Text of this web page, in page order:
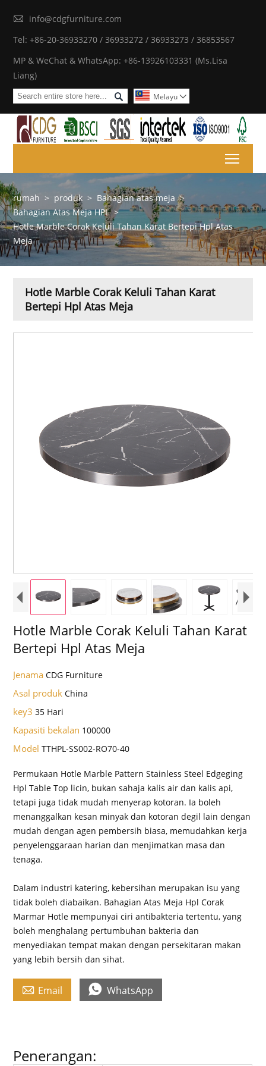

info@cdgfurniture.com
Tel: +86-20-36933270 / 36933272 / 36933273 / 36853567
MP & WeChat & WhatsApp: +86-13926103331 (Ms.Lisa
Liang)
 Melayu 
rumah > produk > Bahagian atas meja >
Bahagian Atas Meja HPL >
Hotle Marble Corak Keluli Tahan Karat Bertepi Hpl Atas
Meja
Hotle Marble Corak Keluli Tahan Karat
Bertepi Hpl Atas Meja
Hotle Marble Corak Keluli Tahan Karat
Bertepi Hpl Atas Meja
JenamaCDG Furniture
Asal produkChina
key335 Hari
Kapasiti bekalan 100000
ModelTTHPL-SS002-RO70-40
Permukaan Hotle Marble Pattern Stainless Steel Edgeging
Hpl Table Top licin, bukan sahaja kalis air dan kalis api,
tetapi juga tidak mudah menyerap kotoran. Ia boleh
menanggalkan kesan minyak dan kotoran degil lain dengan
mudah dengan agen pembersih biasa, memudahkan kerja
penyelenggaraan harian dan menjimatkan masa dan
tenaga.
Dalam industri katering, kebersihan merupakan isu yang
tidak boleh diabaikan. Bahagian Atas Meja Hpl Corak
Marmar Hotle mempunyai ciri antibakteria tertentu, yang
boleh menghalang pertumbuhan bakteria dan
menyediakan tempat makan dengan persekitaran makan
yang lebih bersih dan sihat.
 Email  WhatsApp
Penerangan: